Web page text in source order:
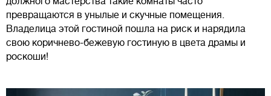
превращаются в унылые и скучные помещения.
Владелица этой гостиной пошла на риск и нарядила
свою коричнево-бежевую гостиную в цвета драмы и
роскоши!